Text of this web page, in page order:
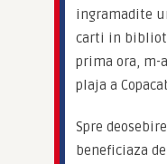
ingramadite
carti in
prima ora, m-
plaja a
Spre
beneficiaza